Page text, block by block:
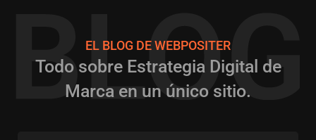
EL BLOG DE WEBPOSITER
Todo sobre Estrategia Digital de
Marca en un único sitio.